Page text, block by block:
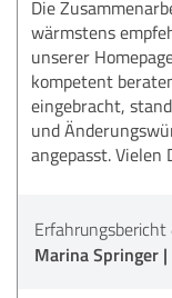
Die
wärmstens
unserer
kompetent
eingebracht,
und
angepasst.
Marina Springer